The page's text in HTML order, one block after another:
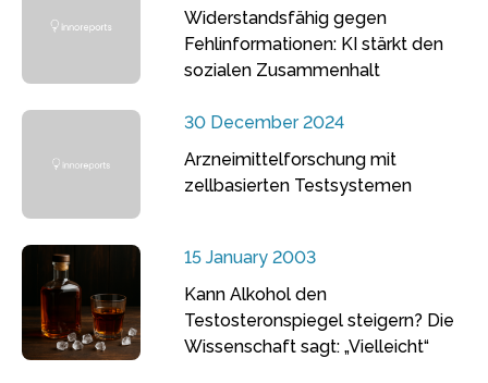
Widerstandsfähig gegen
Fehlinformationen: KI stärkt den
sozialen Zusammenhalt
30 December 2024
Arzneimittelforschung mit
zellbasierten Testsystemen
15 January 2003
Kann Alkohol den
Testosteronspiegel steigern? Die
Wissenschaft sagt: „Vielleicht“